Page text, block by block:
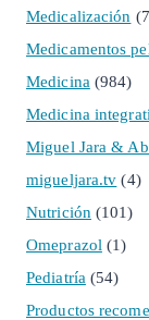
Medicalización
Medicamentos
Medicina (984)
Medicina
Miguel Jara &
migueljara.tv (4)
Nutrición (101)
Omeprazol (1)
Pediatría (54)
Productos